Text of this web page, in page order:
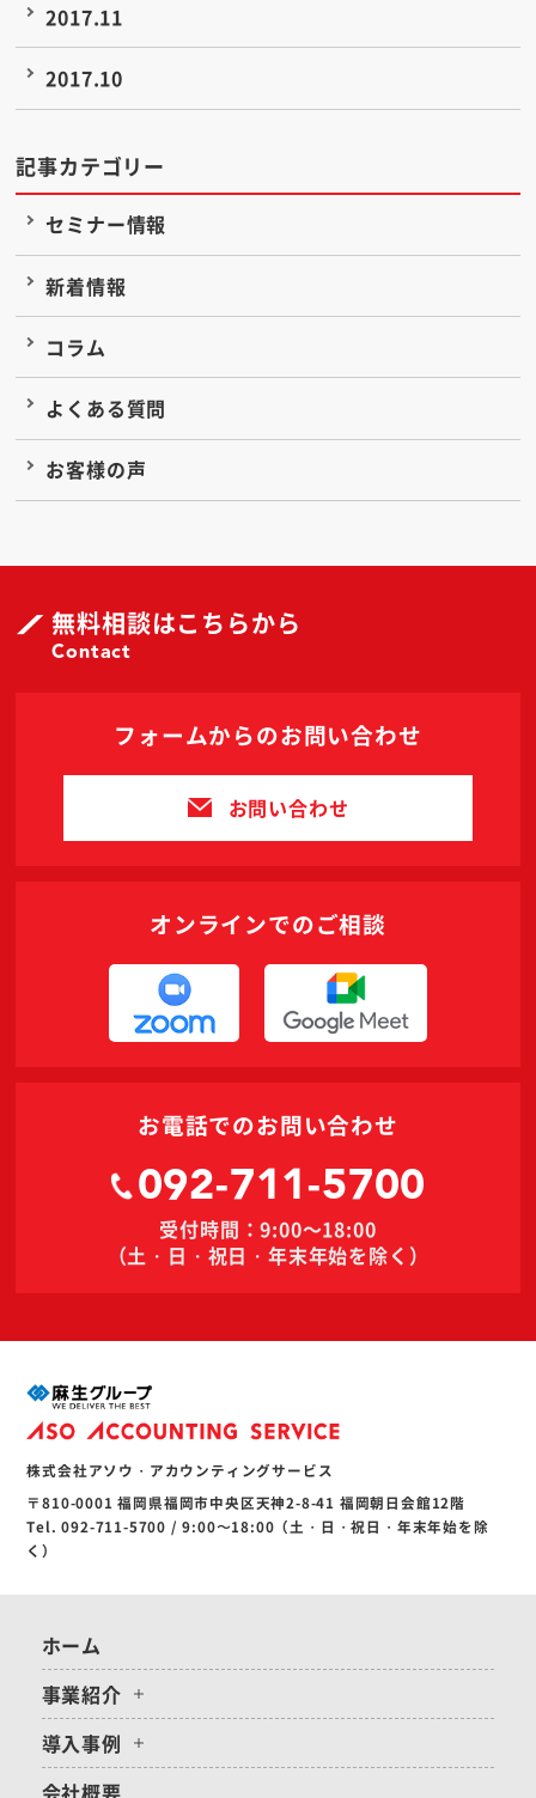
2017.11
2017.10
記事カテゴリー
セミナー情報
新着情報
コラム
よくある質問
お客様の声
無料相談はこちらから
Contact
フォームからのお問い合わせ
お問い合わせ
オンラインでのご相談
お電話でのお問い合わせ
092-711-5700
受付時間：9:00～18:00
（土・日・祝日・年末年始を除く）
株式会社アソウ・アカウンティングサービス
〒810-0001 福岡県福岡市中央区天神2-8-41 福岡朝日会館12階
Tel. 092-711-5700 / 9:00〜18:00（土・日・祝日・年末年始を除
く）
ホーム
事業紹介
導入事例
会社概要